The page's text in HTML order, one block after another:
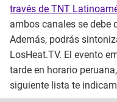
través de TNT
ambos canales se debe
Además, podrás
LosHeat.TV. El evento
tarde en horario
siguiente lista te